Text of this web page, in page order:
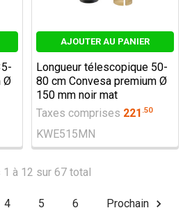
Ø
AJOUTER AU PANIER
Longueur télescopique 50-
80 cm Convesa premium Ø
150 mm noir mat
Taxes comprises 221 .50
KWE515MN
à 12 sur 67 total
4 5 6 Prochain